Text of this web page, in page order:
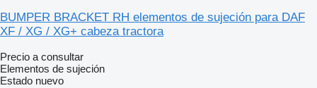
BUMPER BRACKET RH elementos de sujeción para DAF
XF / XG / XG+ cabeza tractora
Precio a consultar
Elementos de sujeción
Estado nuevo